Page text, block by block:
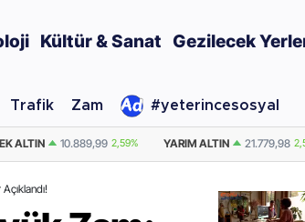
Kültür & Sanat Gezilecek
Trafik Zam #yeterincesosyal
ALTIN 21.779,98 2,59% DOLAR 47,7436 0.18%